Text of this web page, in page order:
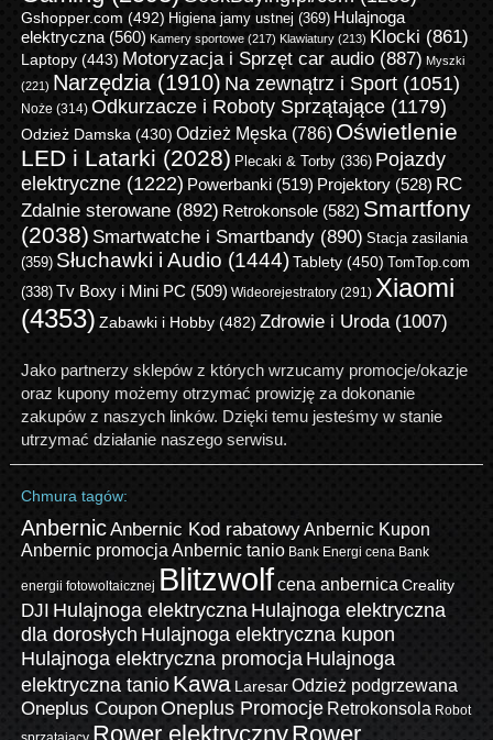
Gshopper.com (492) Higiena jamy ustnej (369) Hulajnoga
elektryczna(560) Kamery sportowe(217) Klawiatury(213) Klocki (861)
Laptopy(443) Motoryzacja i Sprzęt car audio(887) Myszki
(221) Narzędzia(1910) Na zewnątrz i Sport(1051)
Noże (314) Odkurzacze i Roboty Sprzątające(1179)
Odzież Damska (430) Odzież Męska (786) Oświetlenie
LED i Latarki (2028) Plecaki & Torby(336) Pojazdy
elektryczne(1222) Powerbanki(519) Projektory(528) RC
Zdalnie sterowane(892) Retrokonsole(582) Smartfony
(2038) Smartwatche i Smartbandy(890) Stacja zasilania
(359) Słuchawki i Audio (1444)Tablety(450) TomTop.com
(338) Tv Boxy i Mini PC (509) Wideorejestratory(291) Xiaomi
(4353) Zabawki i Hobby(482) Zdrowie i Uroda(1007)
Jako partnerzy sklepów z których wrzucamy promocje/okazje
oraz kupony możemy otrzymać prowizję za dokonanie
zakupów z naszych linków. Dzięki temu jesteśmy w stanie
utrzymać działanie naszego serwisu.
Chmura tagów:
AnbernicAnbernic Kod rabatowyAnbernic Kupon
Anbernic promocja Anbernic tanio Bank Energi cena Bank
energii fotowoltaicznej Blitzwolfcena anbernica Creality
DJI Hulajnoga elektrycznaHulajnoga elektryczna
dla dorosłych Hulajnoga elektryczna kupon
Hulajnoga elektryczna promocjaHulajnoga
elektryczna tanioKawa Laresar Odzież podgrzewana
Oneplus CouponOneplus Promocje Retrokonsola Robot
Rower elektrycznyRower